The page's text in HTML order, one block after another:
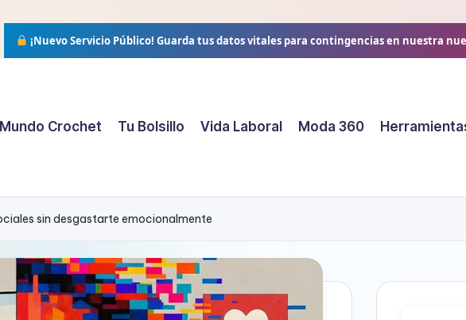
¡Nuevo Servicio Público! Guarda tus datos vitales para contingencias en nuestra
Mundo Crochet Tu Bolsillo Vida Laboral Moda 360
sin desgastarte emocionalmente